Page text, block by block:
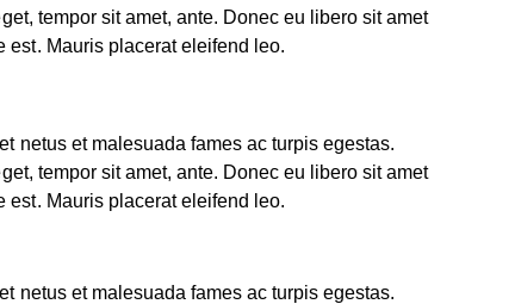
tempor sit amet, ante. Donec eu libero sit amet
est. Mauris placerat eleifend leo.
netus et malesuada fames ac turpis egestas.
tempor sit amet, ante. Donec eu libero sit amet
est. Mauris placerat eleifend leo.
netus et malesuada fames ac turpis egestas.